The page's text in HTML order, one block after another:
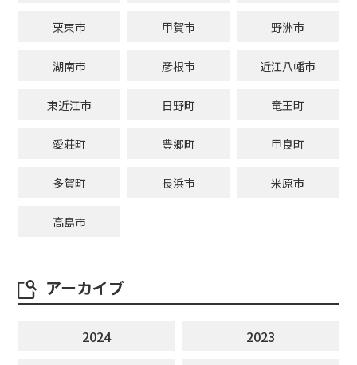
栗東市 甲賀市 野洲市
湖南市 彦根市 近江八幡市
東近江市 日野町 竜王町
愛荘町 豊郷町 甲良町
多賀町 長浜市 米原市
高島市
アーカイブ
2024
2023